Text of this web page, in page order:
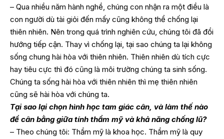
– Qua nhiều năm hành nghề, chúng con nhận ra một điều là
con người dù tài giỏi đến mấy cũng không thể chống lại
thiên nhiên. Nên trong quá trình nghiên cứu, chúng tôi đã đổi
hướng tiếp cận. Thay vì chống lại, tại sao chúng ta lại không
sống chung hài hòa với thiên nhiên. Thiên nhiên dù tích cực
hay tiêu cực thì đó cũng là môi trường chúng ta sinh sống.
Chúng ta sống hài hòa với thiên nhiên thì mẹ thiên nhiên
cũng sẽ hài hòa với chúng ta.
Tại sao lại chọn hình học tam giác cân, và làm thế nào
để cân bằng giữa tính thẩm mỹ và khả năng chống lũ?
– Theo chúng tôi: Thẩm mỹ là khoa học. Thẩm mỹ là quy